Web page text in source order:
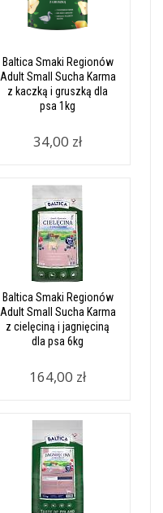
Baltica Smaki Regionów
Adult Small Sucha Karma
z kaczką i gruszką dla
psa 1kg
34,00 zł
Baltica Smaki Regionów
Adult Small Sucha Karma
z cielęciną i jagnięciną
dla psa 6kg
164,00 zł